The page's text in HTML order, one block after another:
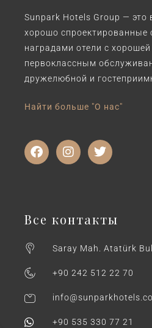
Sunpark Hotels Group — это
хорошо спроектированные
наградами отели с хорошей
первоклассным
дружелюбной и
Найти больше "О нас"
Все контакты
Saray Mah. Atatürk
+90 242 512 22 70
+90 535 330 77 21